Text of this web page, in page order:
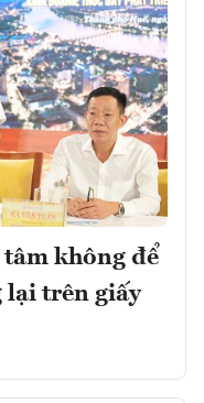
không để
lại trên giấy